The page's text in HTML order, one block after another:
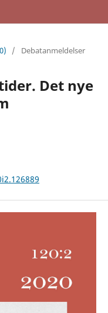
/ Debatanmeldelser
Det nye